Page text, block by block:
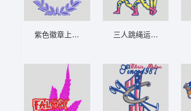
紫色徽章上的“GHILARO”字样 男装
三人跳绳运动 男装